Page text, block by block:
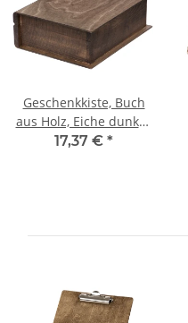
Geschenkkiste, Buch
aus Holz, Eiche dunkel,
24 × 19 × 8 cm
17,37 € *